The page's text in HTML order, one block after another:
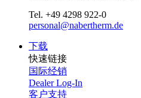
Tel. +49 4298 922-0
personal@nabertherm.de
下载
快速链接
国际经销
Dealer Log-In
客户支持